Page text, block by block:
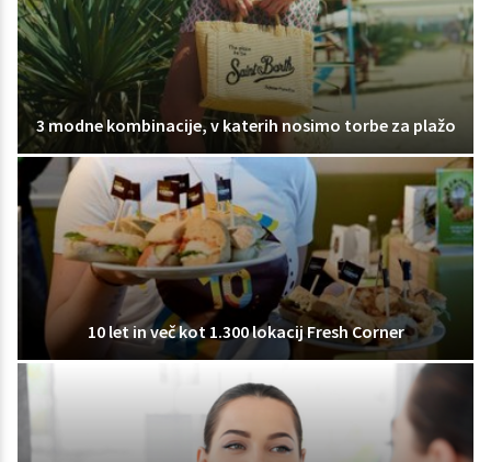
3 modne kombinacije, v katerih nosimo torbe za plažo
10 let in več kot 1.300 lokacij Fresh Corner